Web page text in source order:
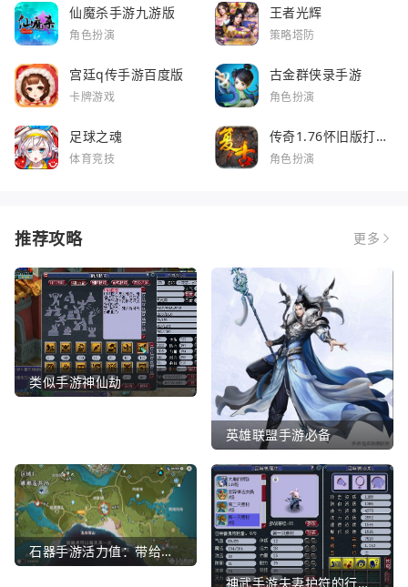
仙魔杀手游九游版
角色扮演
王者光辉
策略塔防
宫廷q传手游百度版
卡牌游戏
古金群侠录手游
角色扮演
足球之魂
体育竞技
传奇1.76怀旧版打金
服
角色扮演
推荐攻略 更多
类似手游神仙劫
英雄联盟手游必备
石器手游活力值：带给你全新的游戏体验
神武手游夫妻护符的行业文章